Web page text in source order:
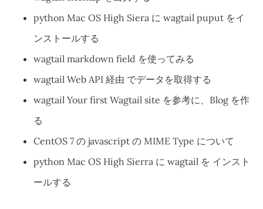
python Mac OS High Siera に wagtail puput をイ
ンストールする
wagtail markdown field を使ってみる
wagtail Web API 経由 でデータを取得する
wagtail Your first Wagtail site を参考に、Blog を作
る
CentOS 7 の javascript の MIME Type について
python Mac OS High Sierra に wagtail を インスト
ールする